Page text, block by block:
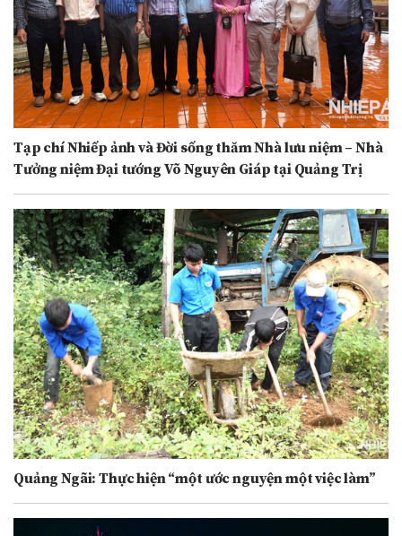
Tạp chí Nhiếp ảnh và Đời sống thăm Nhà lưu niệm – Nhà
Tưởng niệm Đại tướng Võ Nguyên Giáp tại Quảng Trị
Quảng Ngãi: Thực hiện “một ước nguyện một việc làm”